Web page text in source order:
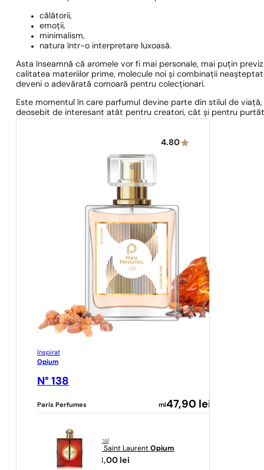
călătorii,
emoții,
minimalism,
natura într-o interpretare luxoasă.
Asta înseamnă că aromele vor fi mai personale, mai puțin
calitatea materiilor prime, molecule noi și combinații
deveni o adevărată comoară pentru colecționari.
Este momentul în care parfumul devine parte din stilul de
deosebit de interesant atât pentru creatori, cât și pentru
4.80
Inspirat
Opium
N° 138
Paris Perfumes ml 47,90 lei
original
Yves Saint Laurent Opium
603,00 lei